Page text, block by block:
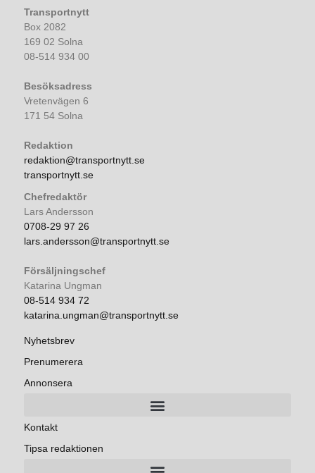
Transportnytt
Box 2082
169 02 Solna
08-514 934 00
Besöksadress
Vretenvägen 6
171 54 Solna
Redaktion
redaktion@transportnytt.se
transportnytt.se
Chefredaktör
Lars Andersson
0708-29 97 26
lars.andersson@transportnytt.se
Försäljningschef
Katarina Ungman
08-514 934 72
katarina.ungman@transportnytt.se
Nyhetsbrev
Prenumerera
Annonsera
Kontakt
Tipsa redaktionen